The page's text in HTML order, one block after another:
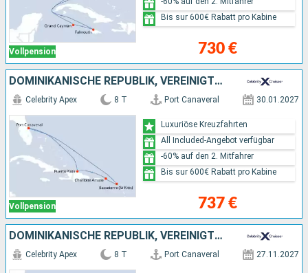
Vollpension 730 €
Bis sur 600€ Rabatt pro Kabine
DOMINIKANISCHE REPUBLIK, VEREINIGTE STAATEN VON AMERIKA
Vollpension
Celebrity Apex 8 T Port Canaveral 30.01.2027
737 €
Luxuriöse Kreuzfahrten
All Included-Angebot verfügbar
-60% auf den 2. Mitfahrer
Bis sur 600€ Rabatt pro Kabine
DOMINIKANISCHE REPUBLIK, VEREINIGTE STAATEN VON AMERIKA
Celebrity Apex 8 T Port Canaveral 27.11.2027